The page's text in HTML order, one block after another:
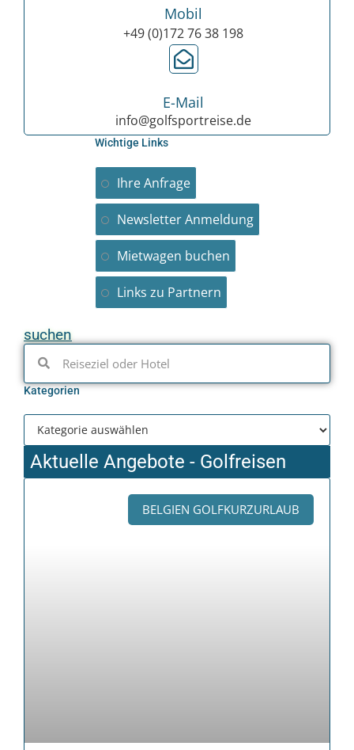
Mobil
+49 (0)172 76 38 198
E-Mail
info@golfsportreise.de
Wichtige Links
Ihre Anfrage
Newsletter Anmeldung
Mietwagen buchen
Links zu Partnern
suchen
Kategorien
Aktuelle Angebote - Golfreisen
BELGIEN GOLFKURZURLAUB